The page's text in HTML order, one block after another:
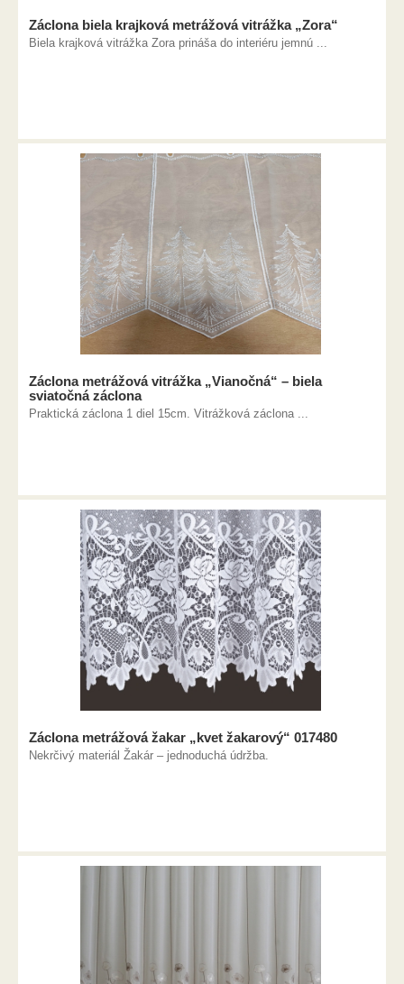
Záclona biela krajková metrážová vitrážka „Zora“
Biela krajková vitrážka Zora prináša do interiéru jemnú ...
Záclona metrážová vitrážka „Vianočná“ – biela
sviatočná záclona
Praktická záclona 1 diel 15cm. Vitrážková záclona ...
Záclona metrážová žakar „kvet žakarový“ 017480
Nekrčivý materiál Žakár – jednoduchá údržba.